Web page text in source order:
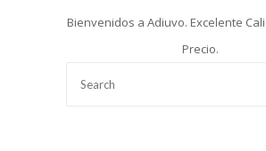
Bienvenidos a Adiuvo. Excelente
Precio.